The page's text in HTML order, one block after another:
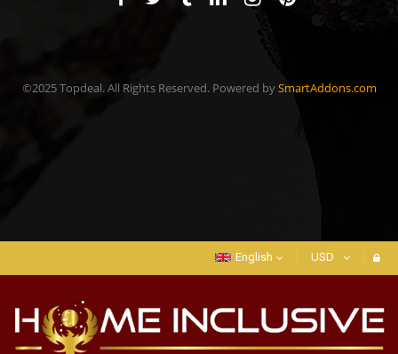
©2025 Topdeal. All Rights Reserved. Powered bySmartAddons.com
English USD